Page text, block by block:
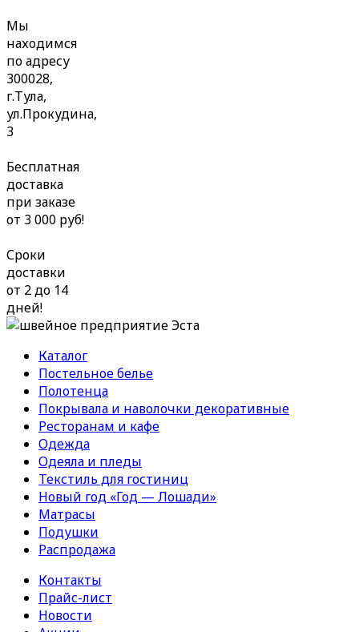
Мы
находимся
по адресу
300028,
г.Тула,
ул.Прокудина,
3
Бесплатная
доставка
при заказе
от 3 000 руб!
Сроки
доставки
от 2 до 14
дней!
Каталог
Постельное белье
Полотенца
Покрывала и наволочки декоративные
Ресторанам и кафе
Одежда
Одеяла и пледы
Текстиль для гостиниц
Новый год «Год — Лошади»
Матрасы
Подушки
Распродажа
Контакты
Прайс-лист
Новости